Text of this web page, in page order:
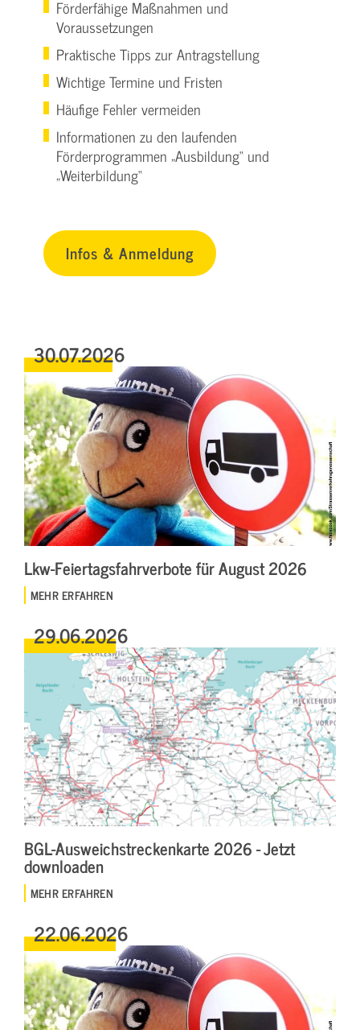
Förderfähige Maßnahmen und
Voraussetzungen
Praktische Tipps zur Antragstellung
Wichtige Termine und Fristen
Häufige Fehler vermeiden
Informationen zu den laufenden
Förderprogrammen „Ausbildung“ und
„Weiterbildung“
Infos & Anmeldung
30.07.2026
Lkw-Feiertagsfahrverbote für August 2026
MEHR ERFAHREN
29.06.2026
BGL-Ausweichstreckenkarte 2026 - Jetzt
downloaden
MEHR ERFAHREN
22.06.2026